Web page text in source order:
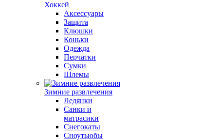
Хоккей
Аксессуары
Защита
Клюшки
Коньки
Одежда
Перчатки
Сумки
Шлемы
Зимние развлечения
Ледянки
Санки и
матрасики
Снегокаты
Сноутьюбы